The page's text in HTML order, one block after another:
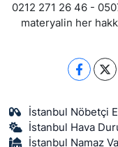
0212 271 26 46 -
materyalin her
İstanbul Nöbetçi
İstanbul Hava
İstanbul Namaz